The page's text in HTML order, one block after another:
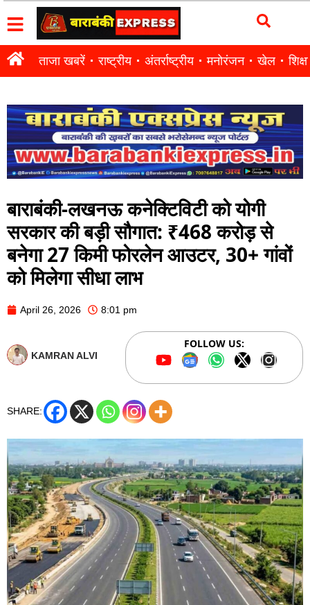
ताजा खबरें राष्ट्रीय अंतर्राष्ट्रीय मनोरंजन खेल शिक्षा
बाराबंकी-लखनऊ कनेक्टिविटी को योगी
सरकार की बड़ी सौगात: ₹468 करोड़ से
बनेगा 27 किमी फोरलेन आउटर, 30+ गांवों
को मिलेगा सीधा लाभ
April 26, 2026 8:01 pm
KAMRAN ALVI
FOLLOW US:
SHARE: